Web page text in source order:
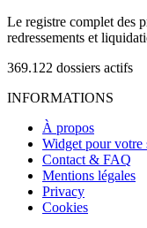
Le registre complet des
redressements et
369.122 dossiers actifs
INFORMATIONS
À propos
Widget pour votre
Contact & FAQ
Mentions légales
Privacy
Cookies